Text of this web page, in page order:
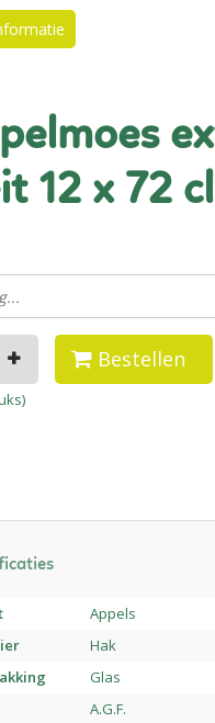
12 x 72 cl
Bestellen
Appels
Hak
Glas
A.G.F.